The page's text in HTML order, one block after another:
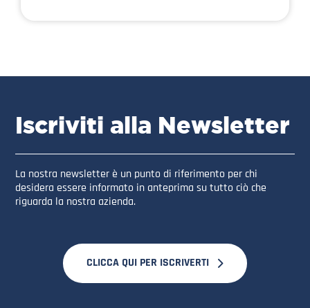
Iscriviti alla Newsletter
La nostra newsletter è un punto di riferimento per chi
desidera essere informato in anteprima su tutto ciò che
riguarda la nostra azienda.
CLICCA QUI PER ISCRIVERTI